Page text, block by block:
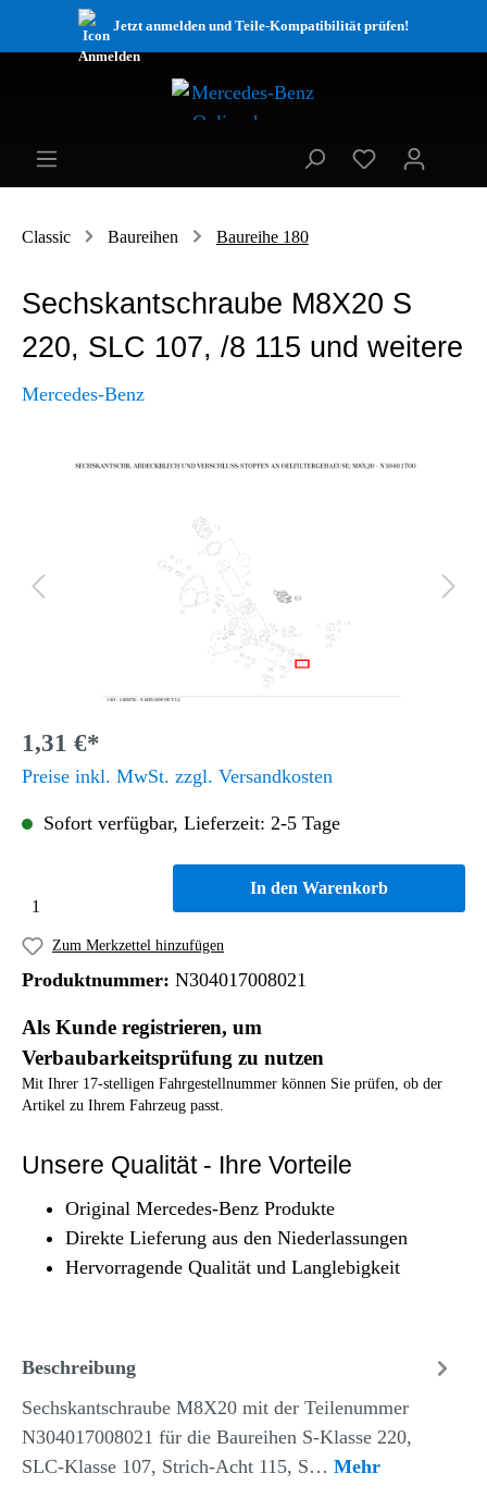
Jetzt anmelden und Teile-Kompatibilität prüfen!
Classic Baureihen Baureihe 180
Sechskantschraube M8X20 S
220, SLC 107, /8 115 und weitere
Mercedes-Benz
1,31 €*
Preise inkl. MwSt. zzgl. Versandkosten
Sofort verfügbar, Lieferzeit: 2-5 Tage
In den Warenkorb
Zum Merkzettel hinzufügen
Produktnummer: N304017008021
Als Kunde registrieren, um
Verbaubarkeitsprüfung zu nutzen
Mit Ihrer 17-stelligen Fahrgestellnummer können Sie prüfen, ob der
Artikel zu Ihrem Fahrzeug passt.
Unsere Qualität - Ihre Vorteile
Original Mercedes-Benz Produkte
Direkte Lieferung aus den Niederlassungen
Hervorragende Qualität und Langlebigkeit
Beschreibung
Sechskantschraube M8X20 mit der Teilenummer
N304017008021 für die Baureihen S-Klasse 220,
SLC-Klasse 107, Strich-Acht 115, S… Mehr